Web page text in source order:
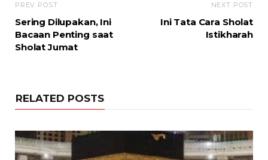
PREV POST
Sering Dilupakan, Ini
Bacaan Penting saat
Sholat Jumat
NEXT POST
Ini Tata Cara Sholat
Istikharah
RELATED POSTS